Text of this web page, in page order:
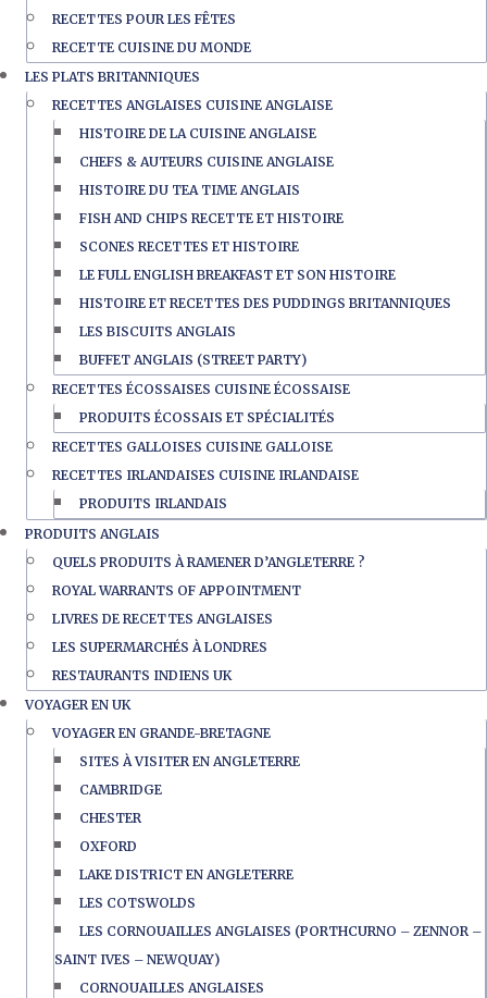
RECETTES POUR LES FÊTES
RECETTE CUISINE DU MONDE
LES PLATS BRITANNIQUES
RECETTES ANGLAISES CUISINE ANGLAISE
HISTOIRE DE LA CUISINE ANGLAISE
CHEFS & AUTEURS CUISINE ANGLAISE
HISTOIRE DU TEA TIME ANGLAIS
FISH AND CHIPS RECETTE ET HISTOIRE
SCONES RECETTES ET HISTOIRE
LE FULL ENGLISH BREAKFAST ET SON HISTOIRE
HISTOIRE ET RECETTES DES PUDDINGS BRITANNIQUES
LES BISCUITS ANGLAIS
BUFFET ANGLAIS (STREET PARTY)
RECETTES ÉCOSSAISES CUISINE ÉCOSSAISE
PRODUITS ÉCOSSAIS ET SPÉCIALITÉS
RECETTES GALLOISES CUISINE GALLOISE
RECETTES IRLANDAISES CUISINE IRLANDAISE
PRODUITS IRLANDAIS
PRODUITS ANGLAIS
QUELS PRODUITS À RAMENER D’ANGLETERRE ?
ROYAL WARRANTS OF APPOINTMENT
LIVRES DE RECETTES ANGLAISES
LES SUPERMARCHÉS À LONDRES
RESTAURANTS INDIENS UK
VOYAGER EN UK
VOYAGER EN GRANDE-BRETAGNE
SITES À VISITER EN ANGLETERRE
CAMBRIDGE
CHESTER
OXFORD
LAKE DISTRICT EN ANGLETERRE
LES COTSWOLDS
LES CORNOUAILLES ANGLAISES (PORTHCURNO – ZENNOR –
SAINT IVES – NEWQUAY)
CORNOUAILLES ANGLAISES